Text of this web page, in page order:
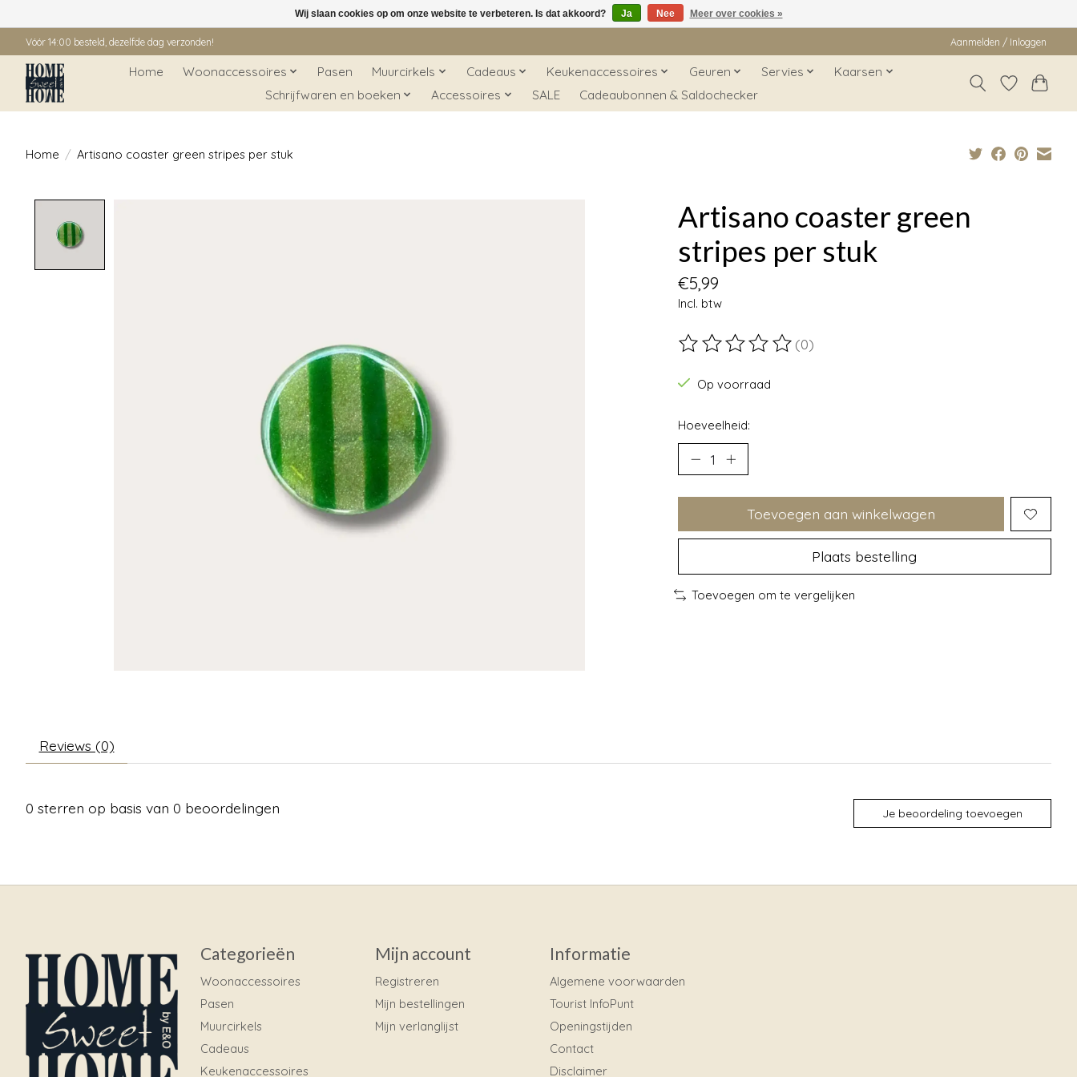
Vóór 14:00 besteld, dezelfde dag verzonden! Aanmelden / Inloggen
Home Woonaccessoires Pasen Muurcirkels Cadeaus Keukenaccessoires Geuren Servies
Kaarsen
Schrijfwaren en boeken
Accessoires SALE Cadeaubonnen & Saldochecker
Home / Artisano coaster green stripes per stuk
Artisano coaster green
stripes per stuk
€5,99
Incl. btw
De beoordeling van dit product is
(0)
Op voorraad
Hoeveelheid:
Toevoegen aan winkelwagen
Plaats bestelling
Toevoegen om te vergelijken
Reviews (0)
0 sterren op basis van 0 beoordelingen Je beoordeling toevoegen
Categorieën
Woonaccessoires
Pasen
Muurcirkels
Cadeaus
Keukenaccessoires
Mijn account
Registreren
Mijn bestellingen
Mijn verlanglijst
Informatie
Algemene voorwaarden
Tourist InfoPunt
Openingstijden
Contact
Disclaimer
Wij slaan cookies op om onze website te verbeteren. Is dat akkoord? Ja Nee Meer over cookies »